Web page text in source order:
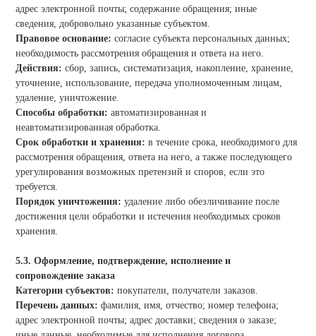
адрес электронной почты; содержание обращения; иные
сведения, добровольно указанные субъектом.
Правовое основание: согласие субъекта персональных данных;
необходимость рассмотрения обращения и ответа на него.
Действия: сбор, запись, систематизация, накопление, хранение,
уточнение, использование, передача уполномоченным лицам,
удаление, уничтожение.
Способы обработки: автоматизированная и
неавтоматизированная обработка.
Срок обработки и хранения: в течение срока, необходимого для
рассмотрения обращения, ответа на него, а также последующего
урегулирования возможных претензий и споров, если это
требуется.
Порядок уничтожения: удаление либо обезличивание после
достижения цели обработки и истечения необходимых сроков
хранения.
5.3. Оформление, подтверждение, исполнение и
сопровождение заказа
Категории субъектов: покупатели, получатели заказов.
Перечень данных: фамилия, имя, отчество; номер телефона;
адрес электронной почты; адрес доставки; сведения о заказе;